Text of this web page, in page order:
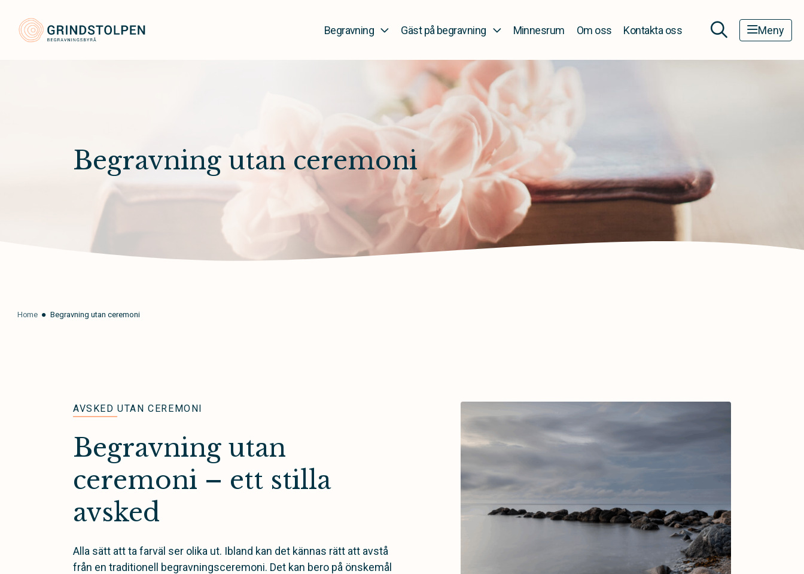
Begravning Gäst på begravning Minnesrum Om oss Kontakta oss Meny
Begravning utan ceremoni
Home Begravning utan ceremoni
AVSKED UTAN CEREMONI
Begravning utan
ceremoni – ett stilla
avsked
Alla sätt att ta farväl ser olika ut. Ibland kan det kännas rätt att avstå
från en traditionell begravningsceremoni. Det kan bero på önskemål